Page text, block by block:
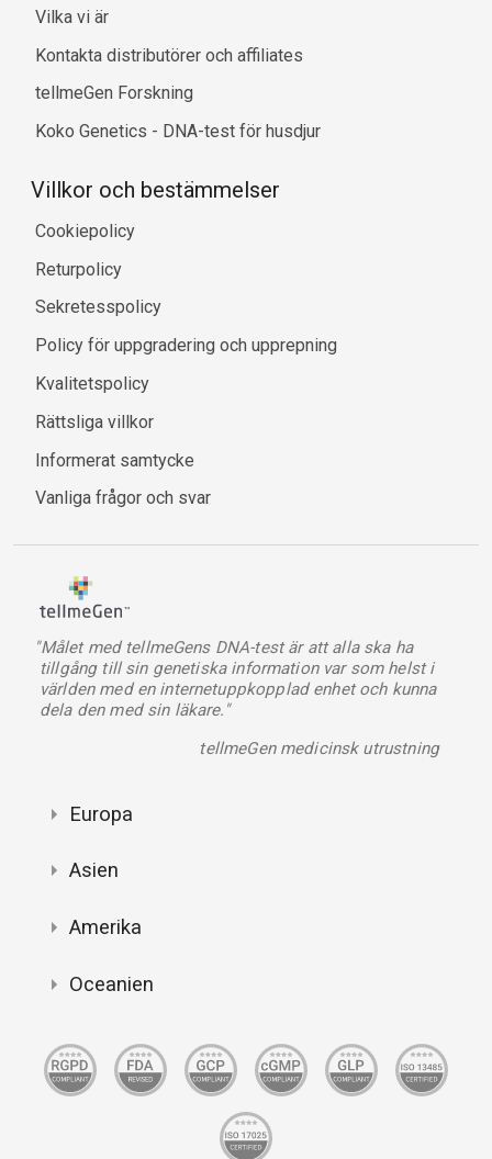
Vilka vi är
Kontakta distributörer och affiliates
tellmeGen Forskning
Koko Genetics - DNA-test för husdjur
Villkor och bestämmelser
Cookiepolicy
Returpolicy
Sekretesspolicy
Policy för uppgradering och upprepning
Kvalitetspolicy
Rättsliga villkor
Informerat samtycke
Vanliga frågor och svar
"Målet med tellmeGens DNA-test är att alla ska ha
tillgång till sin genetiska information var som helst i
världen med en internetuppkopplad enhet och kunna
dela den med sin läkare."
tellmeGen medicinsk utrustning
Europa
Asien
Amerika
Oceanien